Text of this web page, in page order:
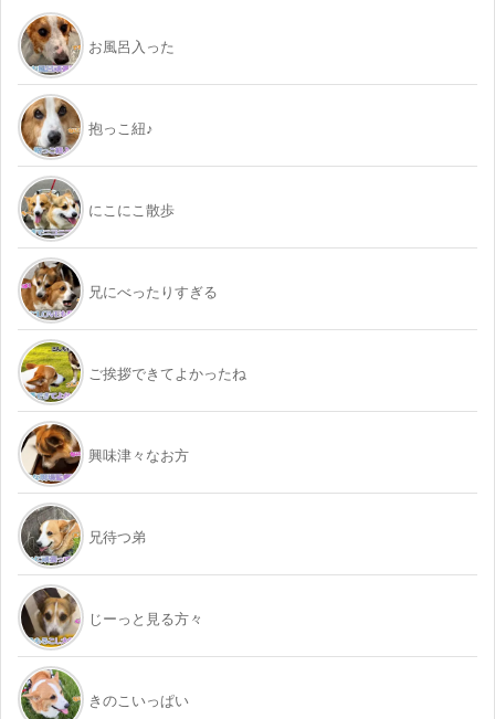
お風呂入った
抱っこ紐♪
にこにこ散歩
兄にべったりすぎる
ご挨拶できてよかったね
興味津々なお方
兄待つ弟
じーっと見る方々
きのこいっぱい